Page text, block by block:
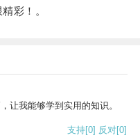
彩！。
让我能够学到实用的知识。
支持[0] 反对[0]